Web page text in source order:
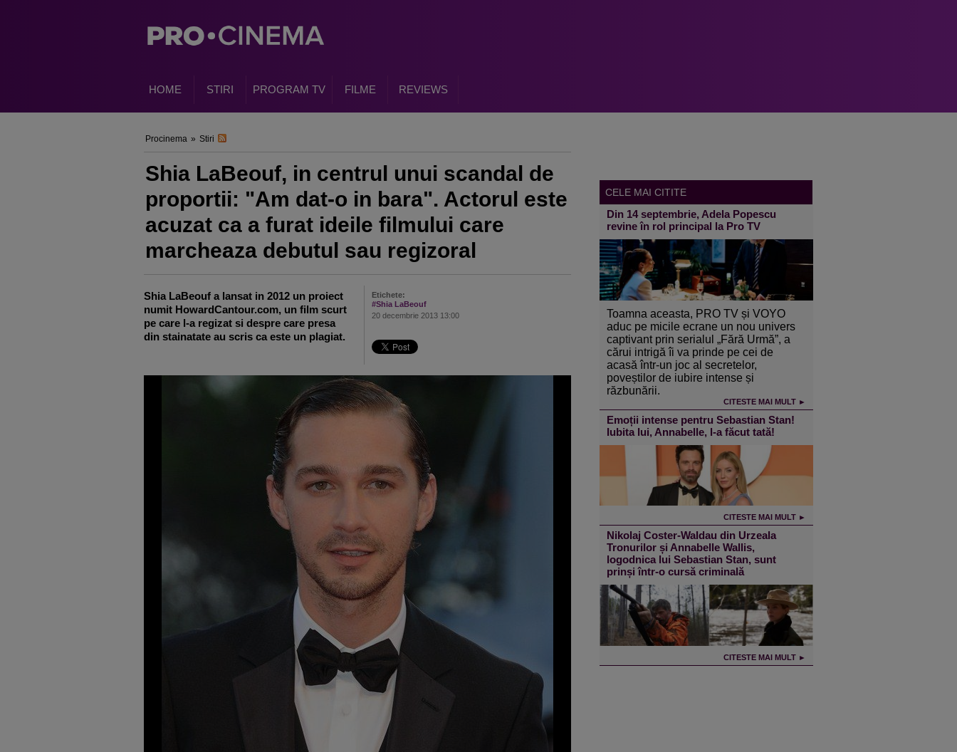
HOME STIRI PROGRAM TV FILME REVIEWS
Procinema » Stiri
Shia LaBeouf, in centrul unui scandal de
proportii: "Am dat-o in bara". Actorul este
acuzat ca a furat ideile filmului care
marcheaza debutul sau regizoral
Etichete:
#Shia LaBeouf
20 decembrie 2013 13:00
Shia LaBeouf a lansat in 2012 un proiect
numit HowardCantour.com, un film scurt
pe care l-a regizat si despre care presa
din stainatate au scris ca este un plagiat.
CELE MAI CITITE
Din 14 septembrie, Adela Popescu
revine în rol principal la Pro TV
Toamna aceasta, PRO TV și VOYO
aduc pe micile ecrane un nou univers
captivant prin serialul „Fără Urmă”, a
cărui intrigă îi va prinde pe cei de
acasă într-un joc al secretelor,
poveștilor de iubire intense și
răzbunării.
CITESTE MAI MULT ►
Emoții intense pentru Sebastian Stan!
Iubita lui, Annabelle, l-a făcut tată!
CITESTE MAI MULT ►
Nikolaj Coster-Waldau din Urzeala
Tronurilor și Annabelle Wallis,
logodnica lui Sebastian Stan, sunt
prinși într-o cursă criminală
CITESTE MAI MULT ►